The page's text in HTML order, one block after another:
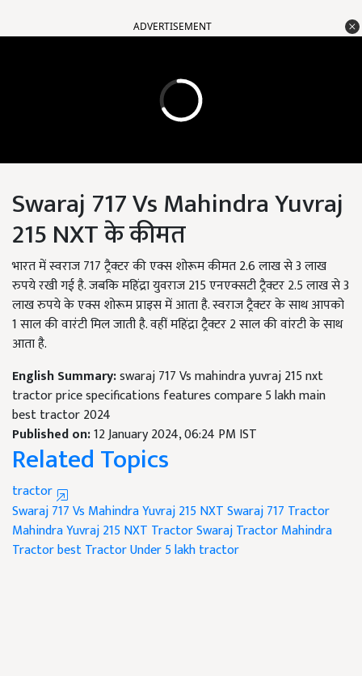
ADVERTISEMENT
Swaraj 717 Vs Mahindra Yuvraj
215 NXT के कीमत
भारत में स्वराज 717 ट्रैक्टर की एक्स शोरूम कीमत 2.6 लाख से 3 लाख
रुपये रखी गई है. जबकि महिंद्रा युवराज 215 एनएक्सटी ट्रैक्टर 2.5 लाख से 3
लाख रुपये के एक्स शोरूम प्राइस में आता है. स्वराज ट्रैक्टर के साथ आपको
1 साल की वारंटी मिल जाती है. वहीं महिंद्रा ट्रैक्टर 2 साल की वांरटी के साथ
आता है.
English Summary:swaraj 717 Vs mahindra yuvraj 215 nxt
tractor price specifications features compare 5 lakh main
best tractor 2024
Published on:12 January 2024, 06:24 PM IST
Related Topics
tractor
Swaraj 717 Vs Mahindra Yuvraj 215 NXTSwaraj 717 Tractor
Mahindra Yuvraj 215 NXT TractorSwaraj TractorMahindra
Tractorbest TractorUnder 5 lakh tractor